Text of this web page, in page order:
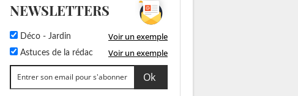
NEWSLETTERS
Déco - Jardin Voir un exemple
Astuces de la rédac Voir un exemple